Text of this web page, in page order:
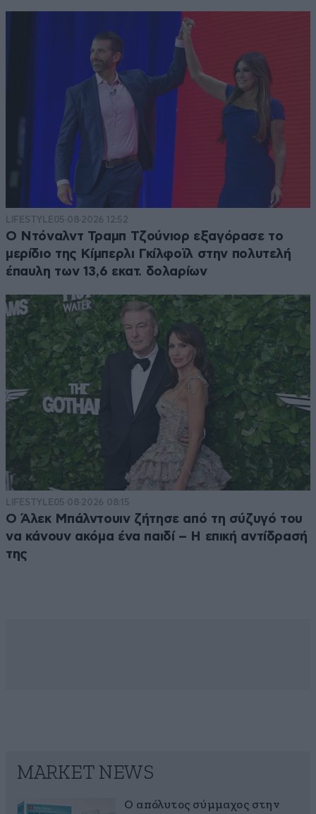
LIFESTYLE05·08·2026 12:52
Ο Ντόναλντ Τραμπ Τζούνιορ εξαγόρασε το
μερίδιο της Κίμπερλι Γκίλφοϊλ στην πολυτελή
έπαυλη των 13,6 εκατ. δολαρίων
LIFESTYLE05·08·2026 08:15
Ο Άλεκ Μπάλντουιν ζήτησε από τη σύζυγό του
να κάνουν ακόμα ένα παιδί – Η επική αντίδρασή
της
MARKET NEWS
Ο απόλυτος σύμμαχος στην